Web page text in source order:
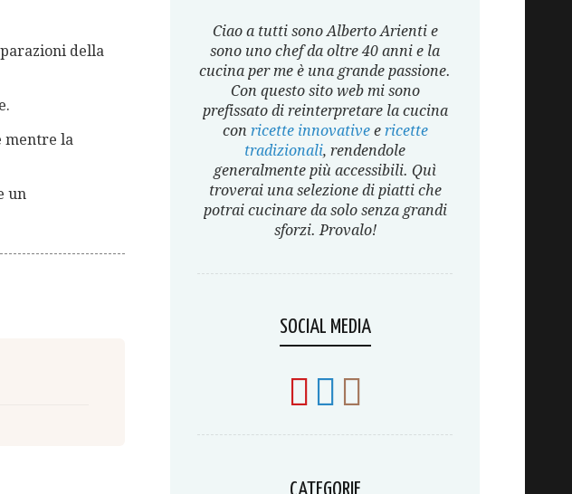
della
mentre la
un
Ciao a tutti sono Alberto Arienti e
sono uno chef da oltre 40 anni e la
cucina per me è una grande passione.
Con questo sito web mi sono
prefissato di reinterpretare la cucina
con ricette innovativee ricette
tradizionali, rendendole
generalmente più accessibili. Quì
troverai una selezione di piatti che
potrai cucinare da solo senza grandi
sforzi. Provalo!
SOCIAL MEDIA